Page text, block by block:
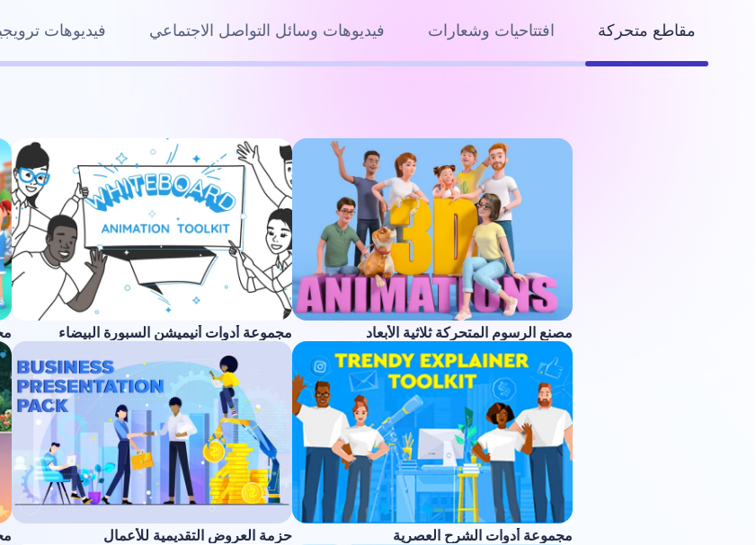
مقاطع متحركة افتتاحيات وشعارات فيديوهات وسائل التواصل الاجتماعي فيديوهات
مصنع الرسوم المتحركة ثلاثية الأبعاد مجموعة أدوات أنيميشن السبورة البيضاء
مجموعة أدوات الشرح العصرية حزمة العروض التقديمية للأعمال